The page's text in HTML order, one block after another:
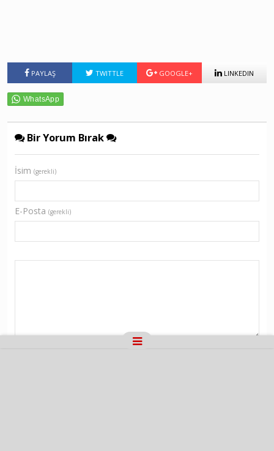
PAYLAŞ TWITTLE GOOGLE+ LINKEDIN
Bir Yorum Bırak
İsim (gerekli)
E-Posta (gerekli)